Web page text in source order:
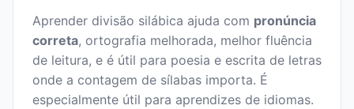
Aprender divisão silábica ajuda com pronúncia
correta, ortografia melhorada, melhor fluência
de leitura, e é útil para poesia e escrita de letras
onde a contagem de sílabas importa. É
especialmente útil para aprendizes de idiomas.